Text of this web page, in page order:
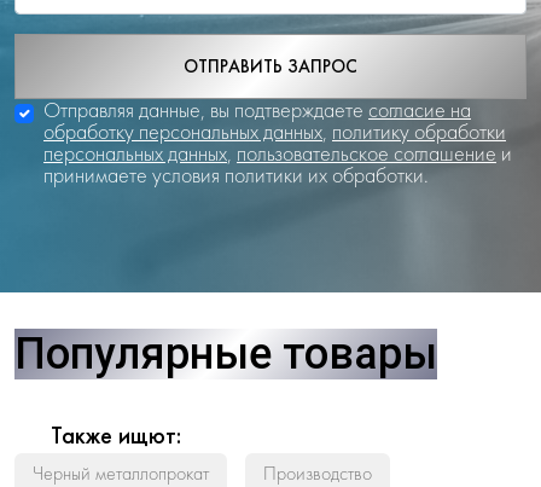
ОТПРАВИТЬ ЗАПРОС
Отправляя данные, вы подтверждаете согласие на
обработку персональных данных, политику обработки
персональных данных, пользовательское соглашение и
принимаете условия политики их обработки.
Популярные товары
Также ищют:
Черный металлопрокат
Производство